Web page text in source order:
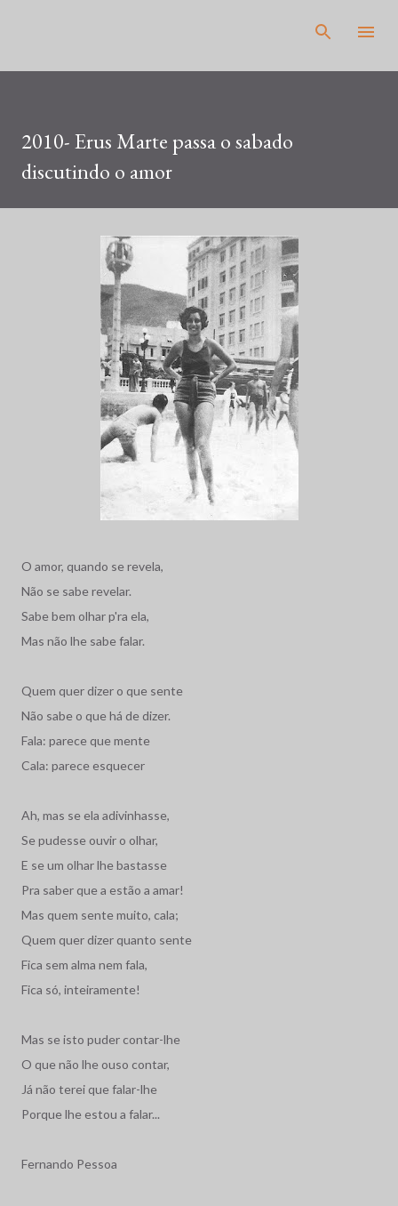
2010- Erus Marte passa o sabado
discutindo o amor
O amor, quando se revela,
Não se sabe revelar.
Sabe bem olhar p'ra ela,
Mas não lhe sabe falar.
Quem quer dizer o que sente
Não sabe o que há de dizer.
Fala: parece que mente
Cala: parece esquecer
Ah, mas se ela adivinhasse,
Se pudesse ouvir o olhar,
E se um olhar lhe bastasse
Pra saber que a estão a amar!
Mas quem sente muito, cala;
Quem quer dizer quanto sente
Fica sem alma nem fala,
Fica só, inteiramente!
Mas se isto puder contar-lhe
O que não lhe ouso contar,
Já não terei que falar-lhe
Porque lhe estou a falar...
Fernando Pessoa